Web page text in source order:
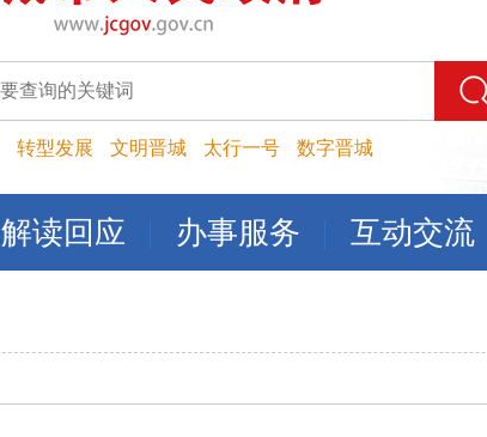
转型发展 文明晋城 太行一号 数字晋城
解读回应 办事服务 互动交流